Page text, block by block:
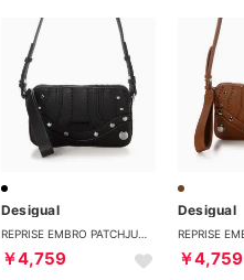
Desigual
￥4,759
Desigual
￥4,759